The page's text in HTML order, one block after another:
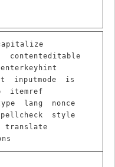
contenteditable
enterkeyhint
inputmode
is
itemref
lang
nonce
style
translate